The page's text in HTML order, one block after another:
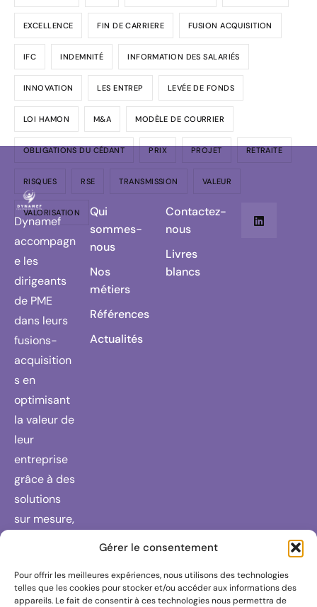
Gérer le consentement
Pour offrir les meilleures expériences, nous utilisons des technologies
telles que les cookies pour stocker et/ou accéder aux informations des
appareils. Le fait de consentir à ces technologies nous permettra de
EXCELLENCE FIN DE CARRIERE FUSION ACQUISITION
IFC INDEMNITÉ INFORMATION DES SALARIÉS
INNOVATION LES ENTREP LEVÉE DE FONDS
LOI HAMON M&A MODÈLE DE COURRIER
OBLIGATIONS DU CÉDANT PRIX PROJET RETRAITE
RISQUES RSE TRANSMISSION VALEUR
VALORISATION
Dynamef
accompagn
e les
dirigeants
de PME
dans leurs
fusions-
acquisition
s en
optimisant
la valeur de
leur
entreprise
grâce à des
solutions
sur mesure,
partenaires
fiables et
Qui
sommes-
nous
Nos
métiers
Références
Actualités
Contactez-
nous
Livres
blancs